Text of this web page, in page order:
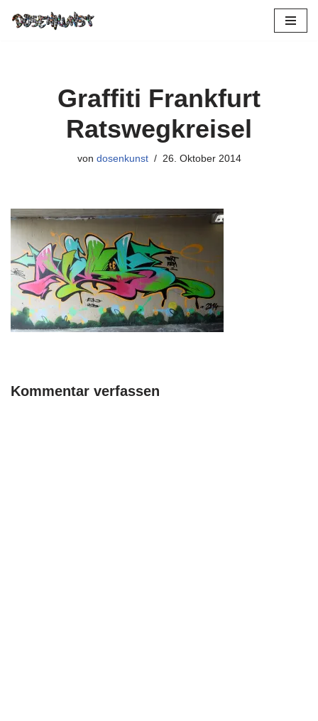
Graffiti Frankfurt
Ratswegkreisel
von dosenkunst 26. Oktober 2014
Kommentar verfassen